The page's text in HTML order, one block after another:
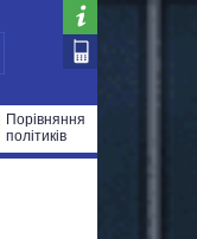
Порівняння
політиків